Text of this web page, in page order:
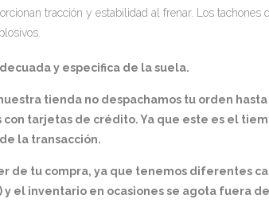
tracción y estabilidad al frenar. Los tachones
y especifica de la suela.
tienda no despachamos tu orden hasta
con tarjetas de crédito. Ya que este es el
la transacción.
de tu compra, ya que tenemos diferentes
y el inventario en ocasiones se agota fuera